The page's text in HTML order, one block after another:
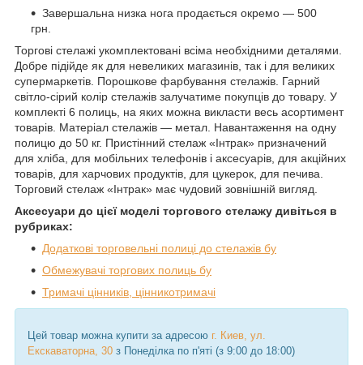
Завершальна низка нога продається окремо — 500
грн.
Торгові стелажі укомплектовані всіма необхідними деталями.
Добре підійде як для невеликих магазинів, так і для великих
супермаркетів. Порошкове фарбування стелажів. Гарний
світло-сірий колір стелажів залучатиме покупців до товару. У
комплекті 6 полиць, на яких можна викласти весь асортимент
товарів. Матеріал стелажів — метал. Навантаження на одну
полицю до 50 кг. Пристінний стелаж «Інтрак» призначений
для хліба, для мобільних телефонів і аксесуарів, для акційних
товарів, для харчових продуктів, для цукерок, для печива.
Торговий стелаж «Інтрак» має чудовий зовнішній вигляд.
Аксесуари до цієї моделі торгового стелажу дивіться в
рубриках:
Додаткові торговельні полиці до стелажів бу
Обмежувачі торгових полиць бу
Тримачі цінників, цінникотримачі
Цей товар можна купити за адресою г. Киев, ул.
Екскаваторна, 30 з Понеділка по п'яті (з 9:00 до 18:00)